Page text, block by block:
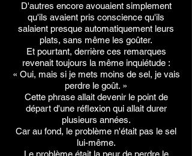
D'autres encore avouaient simplement
qu'ils avaient pris conscience qu'ils
salaient presque automatiquement leurs
plats, sans même les goûter.
Et pourtant, derrière ces remarques
revenait toujours la même inquiétude :
« Oui, mais si je mets moins de sel, je vais
perdre le goût. »
Cette phrase allait devenir le point de
départ d'une réflexion qui allait durer
plusieurs années.
Car au fond, le problème n'était pas le sel
lui-même.
Le problème était la peur de perdre le